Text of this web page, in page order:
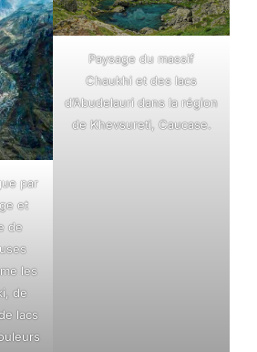
par
et
de
les
de
lacs
Paysage du massif
Chaukhi et des lacs
d’Abudelauri dans la région
de Khevsureti, Caucase.